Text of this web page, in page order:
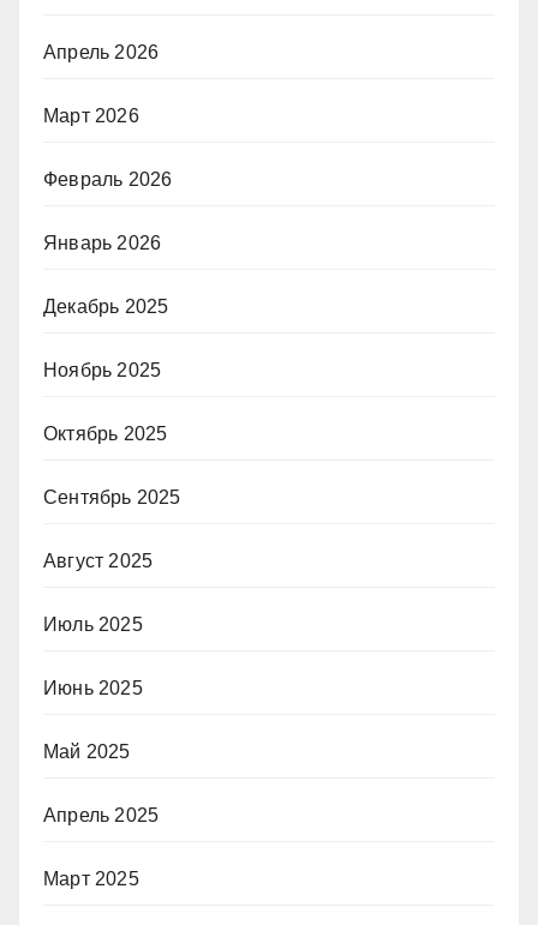
Апрель 2026
Март 2026
Февраль 2026
Январь 2026
Декабрь 2025
Ноябрь 2025
Октябрь 2025
Сентябрь 2025
Август 2025
Июль 2025
Июнь 2025
Май 2025
Апрель 2025
Март 2025